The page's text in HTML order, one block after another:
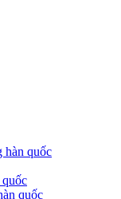
hàn quốc
quốc
quốc